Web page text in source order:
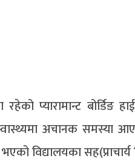
रहेको प्यारामान्ट
अचानक समस्या
विद्यालयका